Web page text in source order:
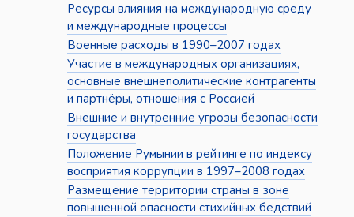
Ресурсы влияния на международную среду
и международные процессы
Военные расходы в 1990–2007 годах
Участие в международных организациях,
основные внешнеполитические контрагенты
и партнёры, отношения с Россией
Внешние и внутренние угрозы безопасности
государства
Положение Румынии в рейтинге по индексу
восприятия коррупции в 1997–2008 годах
Размещение территории страны в зоне
повышенной опасности стихийных бедствий